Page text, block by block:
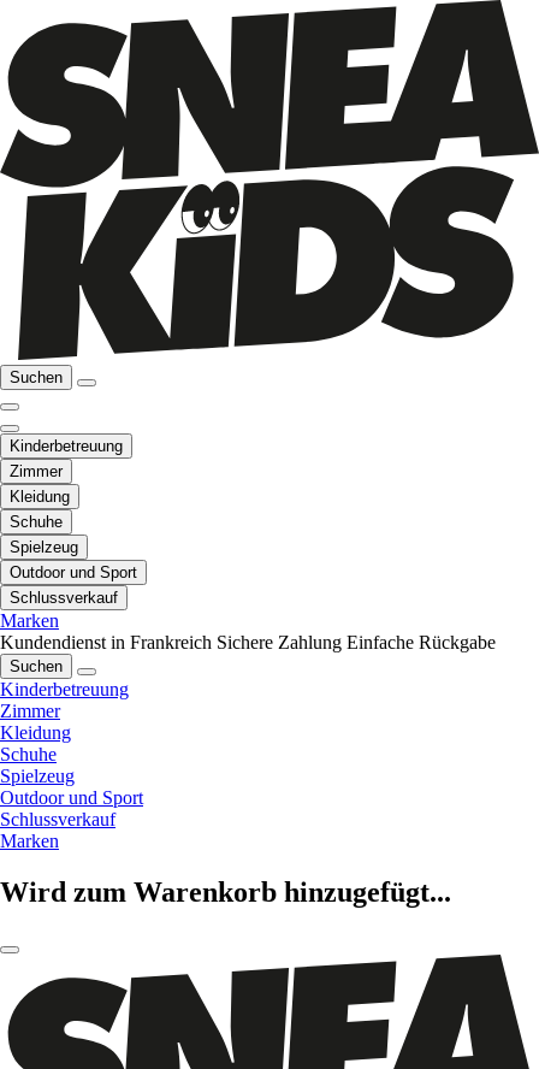
Suchen
Kinderbetreuung
Zimmer
Kleidung
Schuhe
Spielzeug
Outdoor und Sport
Schlussverkauf
Marken
Kundendienst in Frankreich Sichere Zahlung Einfache Rückgabe
Suchen
Kinderbetreuung
Zimmer
Kleidung
Schuhe
Spielzeug
Outdoor und Sport
Schlussverkauf
Marken
Wird zum Warenkorb hinzugefügt...